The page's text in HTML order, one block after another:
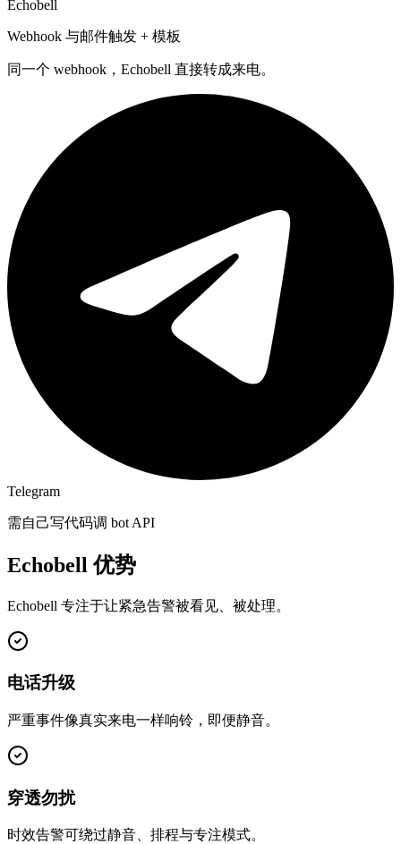
Echobell
Webhook 与邮件触发 + 模板
同一个 webhook，Echobell 直接转成来电。
Telegram
需自己写代码调 bot API
Echobell 优势
Echobell 专注于让紧急告警被看见、被处理。
电话升级
严重事件像真实来电一样响铃，即便静音。
穿透勿扰
时效告警可绕过静音、排程与专注模式。